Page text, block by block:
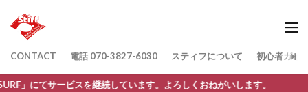
CONTACT 電話 070-3827-6030 スティフについて 初心者ガイ
続しています。よろしくおねがいします。